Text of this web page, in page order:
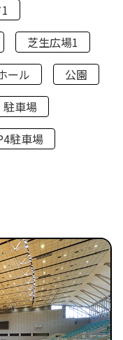
芝生広場1
ール
公園
駐車場
駐車場